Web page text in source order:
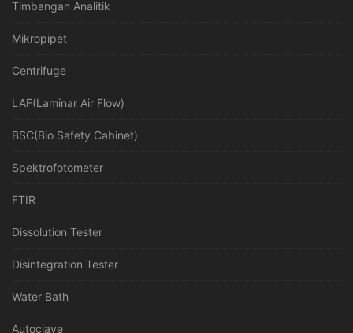
Timbangan Analitik
Mikropipet
Centrifuge
LAF(Laminar Air Flow)
BSC(Bio Safety Cabinet)
Spektrofotometer
FTIR
Dissolution Tester
Disintegration Tester
Water Bath
Autoclave